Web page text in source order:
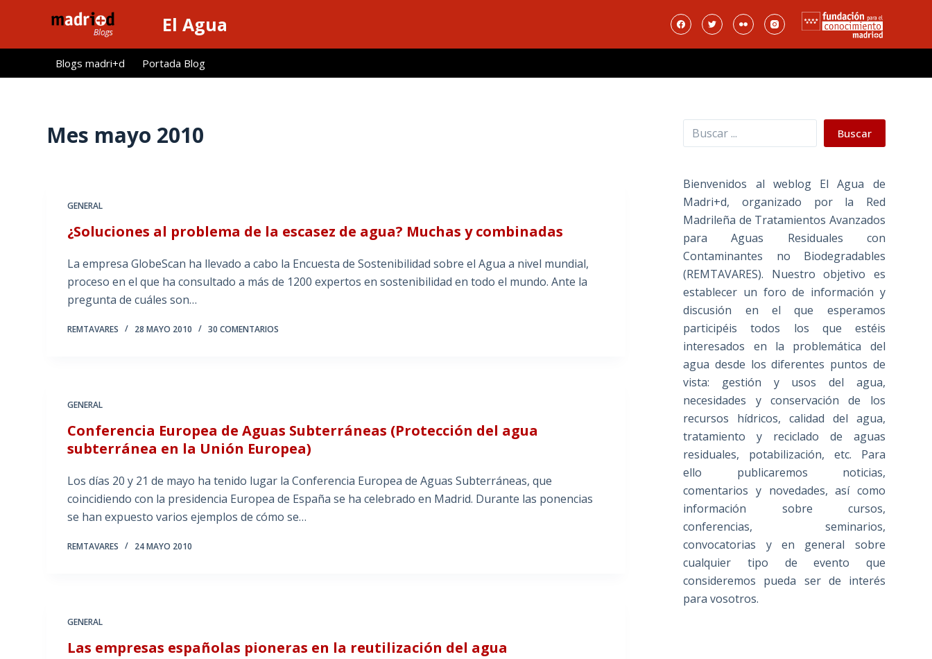
l
El Agua
Blogs madri+d Portada Blog
Mes mayo 2010
GENERAL
¿Soluciones al problema de la escasez de agua? Muchas y combinadas
La empresa GlobeScan ha llevado a cabo la Encuesta de Sostenibilidad sobre el Agua a nivel mundial,
proceso en el que ha consultado a más de 1200 expertos en sostenibilidad en todo el mundo. Ante la
pregunta de cuáles son…
REMTAVARES 28 MAYO 2010 30 COMENTARIOS
GENERAL
Conferencia Europea de Aguas Subterráneas (Protección del agua
subterránea en la Unión Europea)
Los días 20 y 21 de mayo ha tenido lugar la Conferencia Europea de Aguas Subterráneas, que
coincidiendo con la presidencia Europea de España se ha celebrado en Madrid. Durante las ponencias
se han expuesto varios ejemplos de cómo se…
REMTAVARES 24 MAYO 2010
GENERAL
Las empresas españolas pioneras en la reutilización del agua
Buscar Buscar
Bienvenidos al weblog El Agua de
Madri+d, organizado por la Red
Madrileña de Tratamientos Avanzados
para Aguas Residuales con
Contaminantes no Biodegradables
(REMTAVARES). Nuestro objetivo es
establecer un foro de información y
discusión en el que esperamos
participéis todos los que estéis
interesados en la problemática del
agua desde los diferentes puntos de
vista: gestión y usos del agua,
necesidades y conservación de los
recursos hídricos, calidad del agua,
tratamiento y reciclado de aguas
residuales, potabilización, etc. Para
ello publicaremos noticias,
comentarios y novedades, así como
información sobre cursos,
conferencias, seminarios,
convocatorias y en general sobre
cualquier tipo de evento que
consideremos pueda ser de interés
para vosotros.